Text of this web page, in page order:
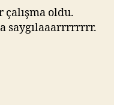
oldu.
saygılaaarrrrrrrr.